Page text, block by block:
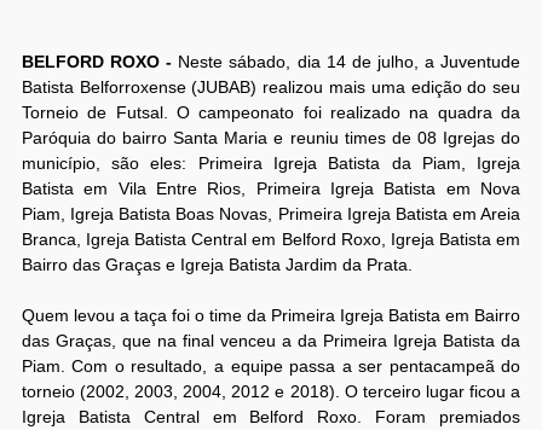
BELFORD ROXO - Neste sábado, dia 14 de julho, a Juventude
Batista Belforroxense (JUBAB) realizou mais uma edição do seu
Torneio de Futsal. O campeonato foi realizado na quadra da
Paróquia do bairro Santa Maria e reuniu times de 08 Igrejas do
município, são eles: Primeira Igreja Batista da Piam, Igreja
Batista em Vila Entre Rios, Primeira Igreja Batista em Nova
Piam, Igreja Batista Boas Novas, Primeira Igreja Batista em Areia
Branca, Igreja Batista Central em Belford Roxo, Igreja Batista em
Bairro das Graças e Igreja Batista Jardim da Prata.
Quem levou a taça foi o time da Primeira Igreja Batista em Bairro
das Graças, que na final venceu a da Primeira Igreja Batista da
Piam. Com o resultado, a equipe passa a ser pentacampeã do
torneio (2002, 2003, 2004, 2012 e 2018). O terceiro lugar ficou a
Igreja Batista Central em Belford Roxo. Foram premiados